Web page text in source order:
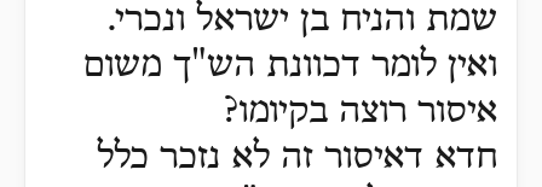
שמת והניח בן ישראל ונכרי.
ואין לומר דכוונת הש"ך משום
איסור רוצה בקיומו?
חדא דאיסור זה לא נזכר כלל